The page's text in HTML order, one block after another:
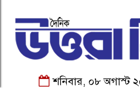
শনিবার, ০৮ অগাস্ট